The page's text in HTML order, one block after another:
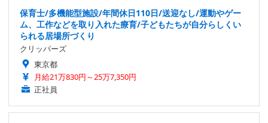
保育士/多機能型施設/年間休日110日/送迎なし/運動やゲー
ム、工作などを取り入れた療育/子どもたちが自分らしくい
られる居場所づくり
クリッパーズ
東京都
月給21万830円～25万7,350円
正社員